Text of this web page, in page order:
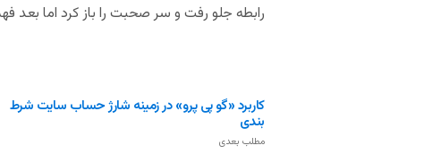
رابطه جلو رفت و سر صحبت را باز کرد اما
کاربرد «گو پی پرو» در زمینه شارژ حساب سایت شرط
بندی
مطلب بعدی